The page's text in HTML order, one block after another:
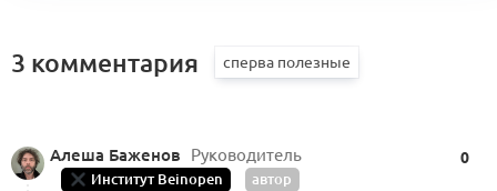
(KA)
Конструктор цепочек создания
3 комментария
Алеша Баженов Руководитель
Институт Beinopen автор
0